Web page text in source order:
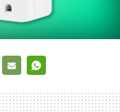
MAIL